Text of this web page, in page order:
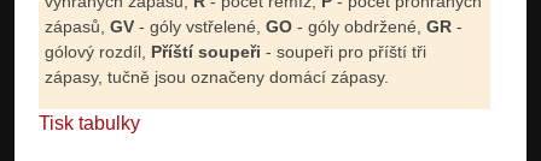
zápasů, GV - góly vstřelené, GO - góly obdržené, GR -
gólový rozdíl, Příští soupeři - soupeři pro příští tři
zápasy, tučně jsou označeny domácí zápasy.
Tisk tabulky